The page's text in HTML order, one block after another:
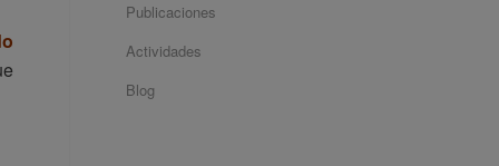
Publicaciones
Actividades
Blog